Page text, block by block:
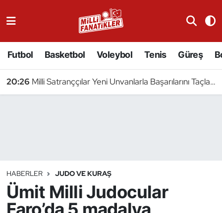
Futbol Basketbol Voleybol Tenis Güreş
20:26 Milli Satranççılar Yeni Unvanlarla Başarılarını Taçlandırdı
HABERLER JUDO VE KURAŞ
Ümit Milli Judocular
Badminton
Binicilik